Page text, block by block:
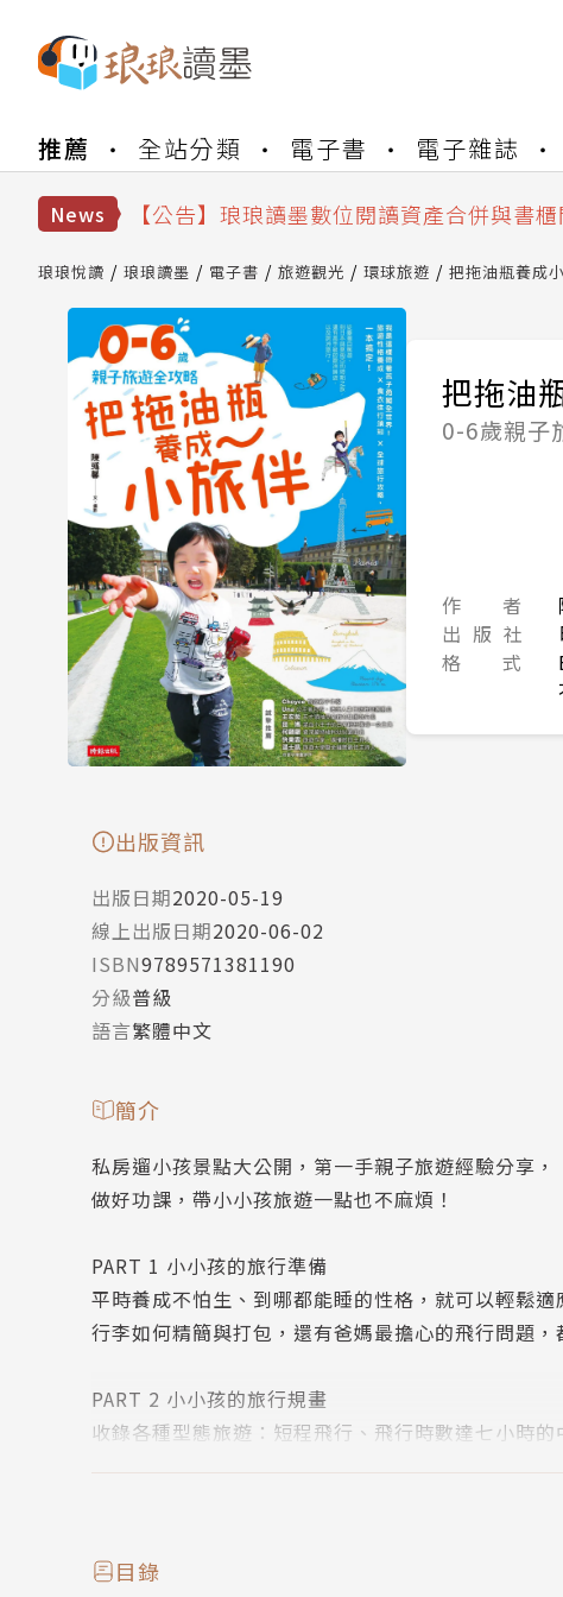
推薦 全站分類 電子書 電子雜誌
News
【公告】琅琅書店服務升級重要說明及資產
【公告】琅琅讀墨數位閱讀資產合併與書櫃
【公告】琅琅讀墨 3 分鐘完成書櫃開通與
【公告】琅琅讀墨數位閱讀資產合併與書
琅琅悅讀 琅琅讀墨 電子書 旅遊觀光 環球旅遊 把拖油瓶養成
把拖油
0-6歲親子
作 者
出 版 社
格 式
出版資訊
出版日期2020-05-19
線上出版日期2020-06-02
ISBN9789571381190
分級普級
語言繁體中文
簡介
私房遛小孩景點大公開，第一手親子旅遊經驗分享，
做好功課，帶小小孩旅遊一點也不麻煩！
PART 1 小小孩的旅行準備
平時養成不怕生、到哪都能睡的性格，就可以輕鬆
行李如何精簡與打包，還有爸媽最擔心的飛行問題，
PART 2 小小孩的旅行規畫
收錄各種型態旅遊：短程飛行、飛行時數達七小時
誰說帶小孩只能去遊樂園？日本泡湯、北海道泛舟
目錄